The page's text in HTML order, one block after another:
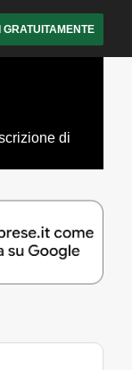
GRATUITAMENTE
di